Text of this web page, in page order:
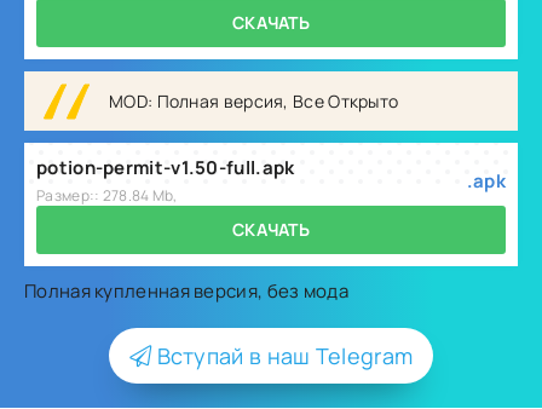
СКАЧАТЬ
MOD: Полная версия, Все Открыто
potion-permit-v1.50-full.apk
Размер:: 278.84 Mb,
.apk
СКАЧАТЬ
Полная купленная версия, без мода
Вступай в наш Telegram